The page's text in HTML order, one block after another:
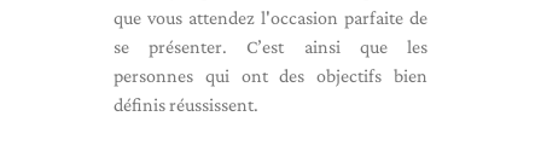
que vous attendez l'occasion parfaite de
se présenter. C’est ainsi que les
personnes qui ont des objectifs bien
définis réussissent.